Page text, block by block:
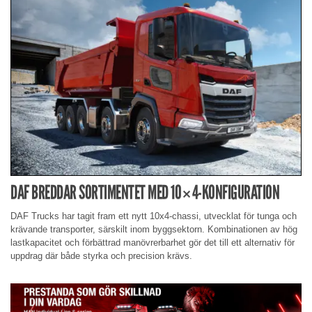
DAF BREDDAR SORTIMENTET MED 10×4-KONFIGURATION
DAF Trucks har tagit fram ett nytt 10x4-chassi, utvecklat för tunga och
krävande transporter, särskilt inom byggsektorn. Kombinationen av hög
lastkapacitet och förbättrad manövrerbarhet gör det till ett alternativ för
uppdrag där både styrka och precision krävs.